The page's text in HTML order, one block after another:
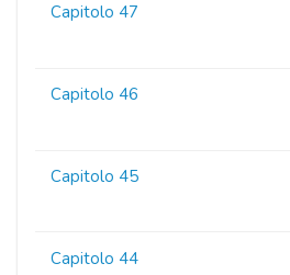
Capitolo 47
Capitolo 46
Capitolo 45
Capitolo 44